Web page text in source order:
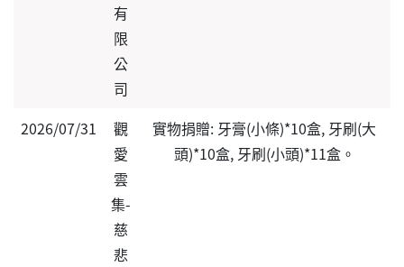
有
限
公
司
2026/07/31
觀
愛
雲
集-
慈
悲
實物捐贈: 牙膏(小條)*10盒, 牙刷(大
頭)*10盒, 牙刷(小頭)*11盒。